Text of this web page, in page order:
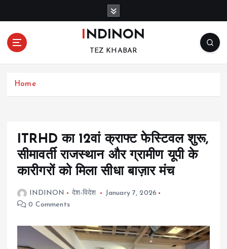
o
INDINON
TEZ KHABAR
Home
ITRHD का 12वां क्राफ्ट फेस्टिवल शुरू,
सीमावर्ती राजस्थान और ग्रामीण यूपी के
कारीगरों को मिला सीधा बाज़ार मंच
INDINON देश-विदेश
January 7, 2026
0 Comments